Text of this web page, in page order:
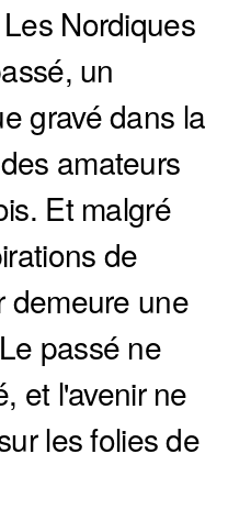
Nordiques
un
gravé dans la
amateurs
Et malgré
de
demeure une
passé ne
et l'avenir ne
les folies de